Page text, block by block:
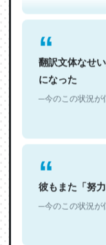
翻訳文体なせ
になった
─今のこの状況が
彼もまた「努
─今のこの状況が